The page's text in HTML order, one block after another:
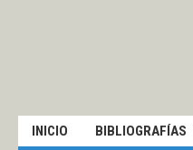
INICIO BIBLIOGRAFÍAS